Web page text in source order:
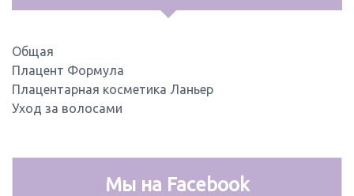
Общая
Плацент Формула
Плацентарная косметика Ланьер
Уход за волосами
Мы на Facebook